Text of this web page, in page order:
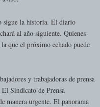
sigue la historia. El diario
al año siguiente. Quienes
que el próximo echado puede
y trabajadoras de prensa
Sindicato de Prensa
manera urgente. El panorama